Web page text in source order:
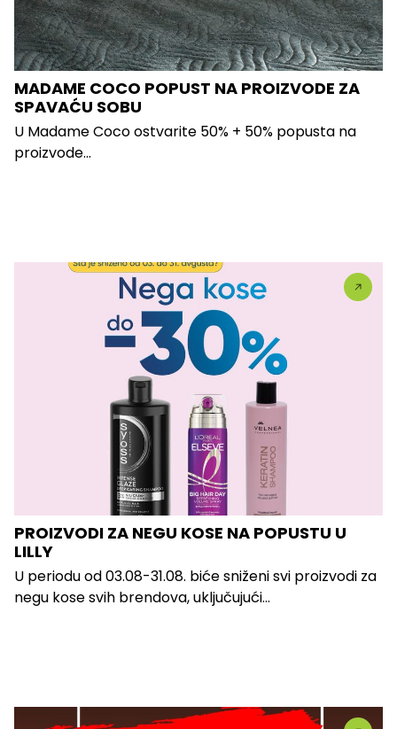
MADAME COCO POPUST NA PROIZVODE ZA
SPAVAĆU SOBU
U Madame Coco ostvarite 50% + 50% popusta na
proizvode...
PROIZVODI ZA NEGU KOSE NA POPUSTU U
LILLY
U periodu od 03.08-31.08. biće sniženi svi proizvodi za
negu kose svih brendova, uključujući...